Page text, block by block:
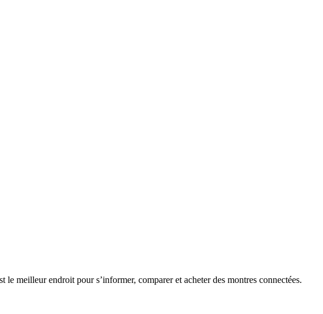
meilleur endroit pour s’informer, comparer et acheter des montres connectées.